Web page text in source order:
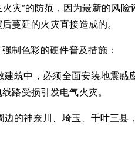
灾”的防范，因为最新的风
蔓延的火灾直接造成的。
制色彩的硬件普及措施：
筑中，必须全面安装地震感
路受损引发电气火灾。
的神奈川、埼玉、千叶三县